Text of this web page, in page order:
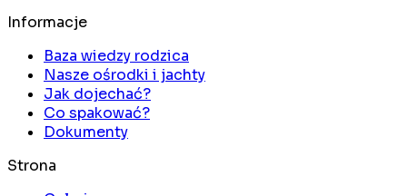
Informacje
Baza wiedzy rodzica
Nasze ośrodki i jachty
Jak dojechać?
Co spakować?
Dokumenty
Strona